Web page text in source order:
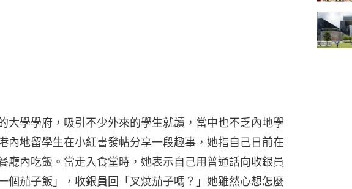
大學學府，吸引不少外來的學生就讀，當中也不乏內地學
內地留學生在小紅書發帖分享一段趣事，她指自己日前在
廳內吃飯。當走入食堂時，她表示自己用普通話向收銀員
個茄子飯」，收銀員回「叉燒茄子嗎？」她雖然心想怎麼